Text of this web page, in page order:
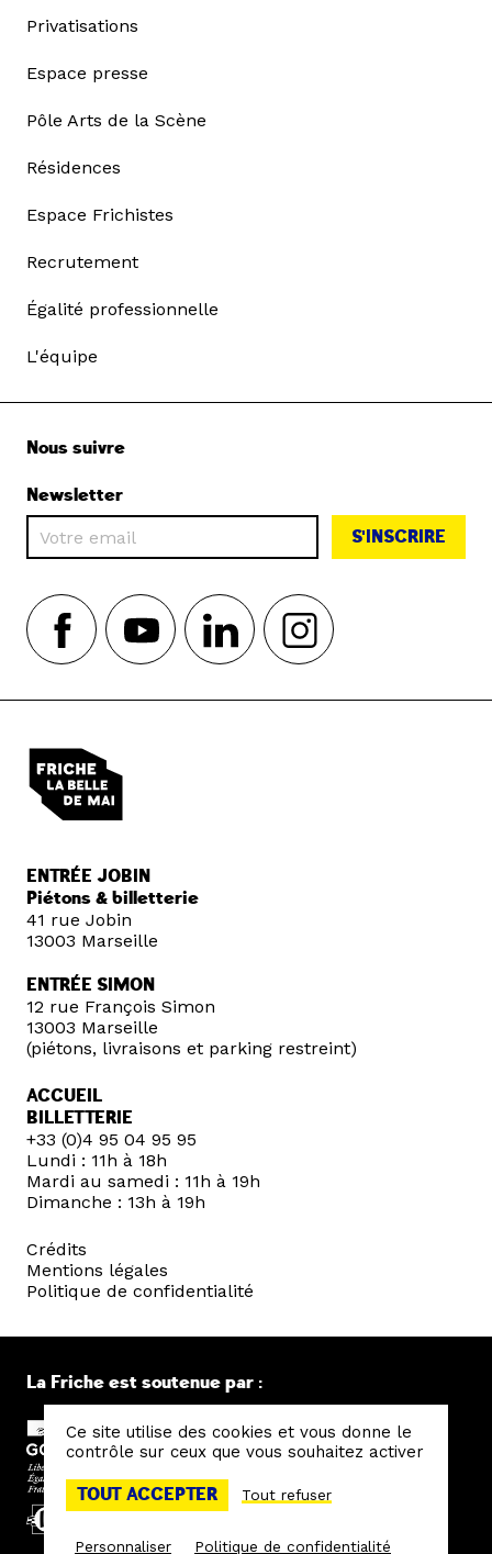
Privatisations
Espace presse
Pôle Arts de la Scène
Résidences
Espace Frichistes
Recrutement
Égalité professionnelle
L'équipe
Nous suivre
Newsletter
S'INSCRIRE
ENTRÉE JOBIN
Piétons & billetterie
41 rue Jobin
13003 Marseille
ENTRÉE SIMON
12 rue François Simon
13003 Marseille
(piétons, livraisons et parking restreint)
ACCUEIL
BILLETTERIE
+33 (0)4 95 04 95 95
Lundi : 11h à 18h
Mardi au samedi : 11h à 19h
Dimanche : 13h à 19h
Crédits
Mentions légales
Politique de confidentialité
La Friche est soutenue par :
Ce site utilise des cookies et vous donne le
contrôle sur ceux que vous souhaitez activer
TOUT ACCEPTER Tout refuser
Personnaliser Politique de confidentialité